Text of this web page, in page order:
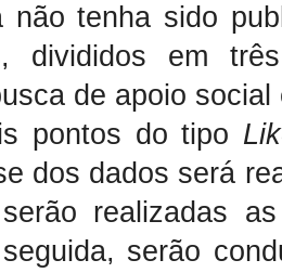
não tenha sido
divididos em
de apoio
pontos do tipo
dos dados será
realizadas
serão